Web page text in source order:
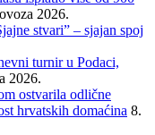
2026.
stvari” – sjajan spoj
turnir u Podaci,
2026.
ostvarila odlične
hrvatskih domaćina 8.